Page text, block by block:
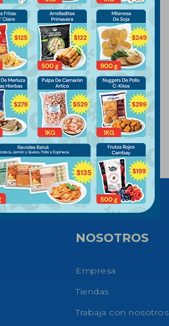
NOSOTROS
Empresa
Tiendas
Trabaja con nosotros